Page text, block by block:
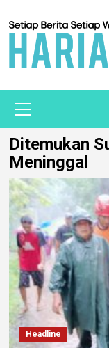
Ditemukan
Meninggal
Headline